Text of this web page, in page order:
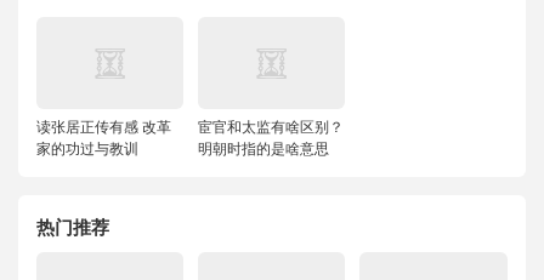
读张居正传有感 改革
家的功过与教训
宦官和太监有啥区别？
明朝时指的是啥意思
热门推荐